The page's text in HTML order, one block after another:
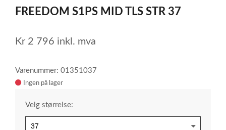
of
FREEDOM S1PS MID TLS STR 37
Kr 2 796 inkl. mva
Varenummer: 01351037
Ingen på lager
Velg størrelse: